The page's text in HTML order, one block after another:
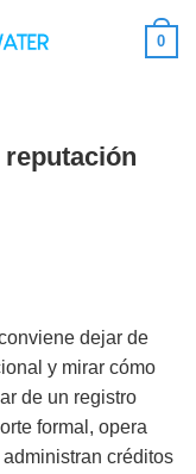
0
dejar de
y mirar cómo
de un registro
formal, opera
créditos